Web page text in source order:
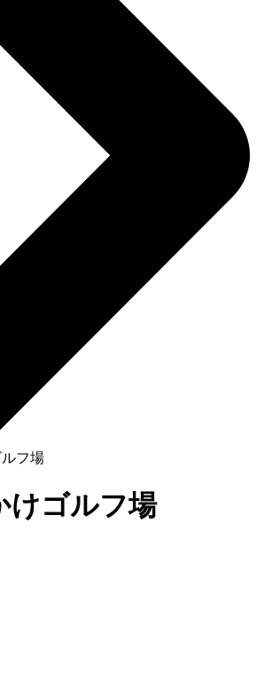
フ場
けゴルフ場